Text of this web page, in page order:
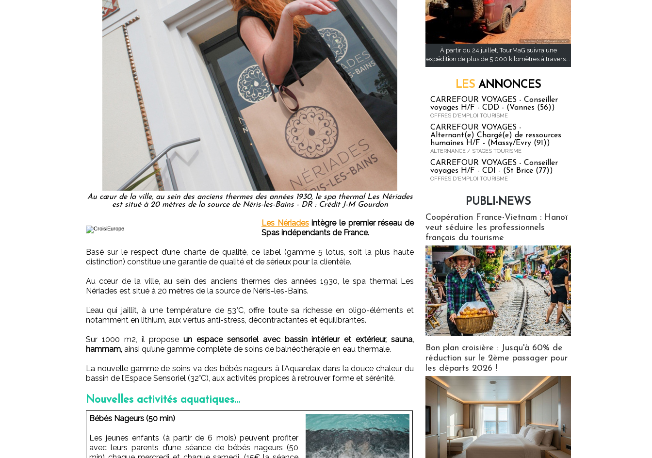
Au cœur de la ville, au sein des anciens thermes des années 1930, le spa thermal Les Nériades
est situé à 20 mètres de la source de Néris-les-Bains - DR : Crédit J-M Gourdon
Les Nériades intègre le premier réseau de
Spas indépendants de France.
Basé sur le respect d’une charte de qualité, ce label (gamme 5 lotus, soit la plus haute
distinction) constitue une garantie de qualité et de sérieux pour la clientèle.
Au cœur de la ville, au sein des anciens thermes des années 1930, le spa thermal Les
Nériades est situé à 20 mètres de la source de Néris-les-Bains.
L’eau qui jaillit, à une température de 53°C, offre toute sa richesse en oligo-éléments et
notamment en lithium, aux vertus anti-stress, décontractantes et équilibrantes.
Sur 1000 m2, il proposeun espace sensoriel avec bassin intérieur et extérieur, sauna,
hammam, ainsi qu’une gamme complète de soins de balnéothérapie en eau thermale.
La nouvelle gamme de soins va des bébés nageurs à l’Aquarelax dans la douce chaleur du
bassin de l’Espace Sensoriel (32°C), aux activités propices à retrouver forme et sérénité.
Nouvelles activités aquatiques...
Bébés Nageurs (50 min)
Les jeunes enfants (à partir de 6 mois) peuvent profiter
avec leurs parents d’une séance de bébés nageurs (50
À partir du 24 juillet, TourMaG suivra une
expédition de plus de 5 000 kilomètres à travers...
LES ANNONCES
CARREFOUR VOYAGES - Conseiller
voyages H/F - CDD - (Vannes (56))
OFFRES D'EMPLOI TOURISME
CARREFOUR VOYAGES -
Alternant(e) Chargé(e) de ressources
humaines H/F - (Massy/Evry (91))
ALTERNANCE / STAGES TOURISME
CARREFOUR VOYAGES - Conseiller
voyages H/F - CDI - (St Brice (77))
OFFRES D'EMPLOI TOURISME
PUBLI-NEWS
Coopération France-Vietnam : Hanoï
veut séduire les professionnels
français du tourisme
Bon plan croisière : Jusqu'à 60% de
réduction sur le 2ème passager pour
les départs 2026 !